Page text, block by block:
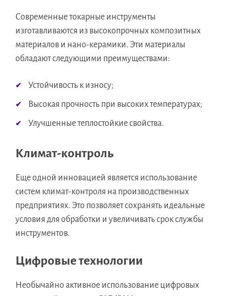
Современные токарные инструменты
изготавливаются из высокопрочных композитных
материалов и нано-керамики. Эти материалы
обладают следующими преимуществами:
Устойчивость к износу;
Высокая прочность при высоких температурах;
Улучшенные теплостойкие свойства.
Климат-контроль
Еще одной инновацией является использование
систем климат-контроля на производственных
предприятиях. Это позволяет сохранять идеальные
условия для обработки и увеличивать срок службы
инструментов.
Цифровые технологии
Необычайно активное использование цифровых